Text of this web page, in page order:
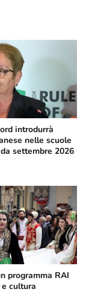
introdurrà
nelle scuole
settembre 2026
programma RAI
cultura